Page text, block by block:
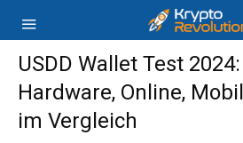
USDD Wallet Test
Hardware, Online,
im Vergleich